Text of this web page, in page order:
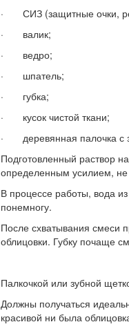
· СИЗ (защитные очки,
· валик;
· ведро;
· шпатель;
· губка;
· кусок чистой ткани;
· деревянная палочка с
Подготовленный раствор
определенным усилием,
В процессе работы, вода
понемногу.
После схватывания смеси
облицовки. Губку почаще
Палкочкой или зубной
Должны получаться
красивой ни была